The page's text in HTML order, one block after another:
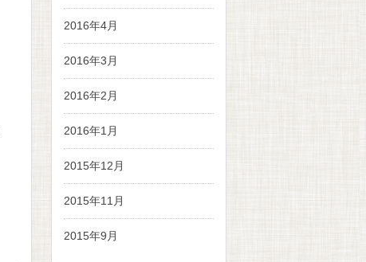
2016年4月
2016年3月
2016年2月
2016年1月
2015年12月
2015年11月
2015年9月